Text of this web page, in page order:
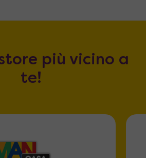
store più vicino a
te!